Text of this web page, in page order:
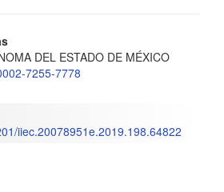
DEL ESTADO DE MÉXICO
7255-7778
iiec.20078951e.2019.198.64822